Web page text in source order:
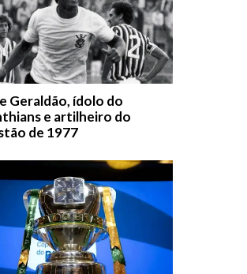
Geraldão, ídolo do
e artilheiro do
de 1977